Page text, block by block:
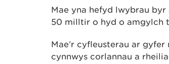
Mae yna hefyd lwybrau
50 milltir o hyd o amgylch
Mae’r cyfleusterau ar
cynnwys corlannau a